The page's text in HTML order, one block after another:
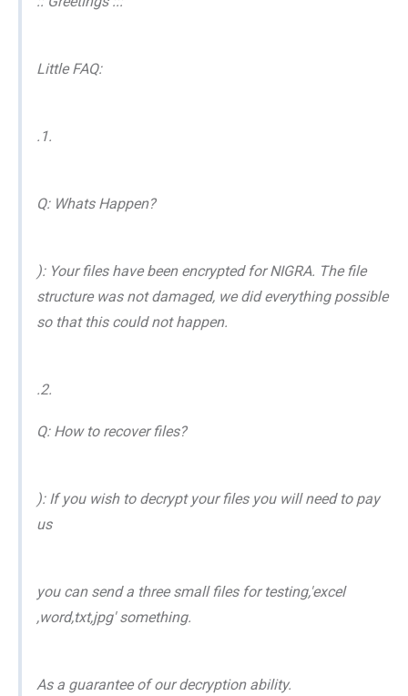
Little FAQ:
.1.
Q: Whats Happen?
): Your files have been encrypted for NIGRA. The file
structure was not damaged, we did everything possible
so that this could not happen.
.2.
Q: How to recover files?
): If you wish to decrypt your files you will need to pay
us
you can send a three small files for testing,'excel
,word,txt,jpg' something.
As a guarantee of our decryption ability.